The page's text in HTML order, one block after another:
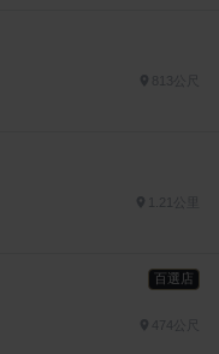
百選店
474公尺